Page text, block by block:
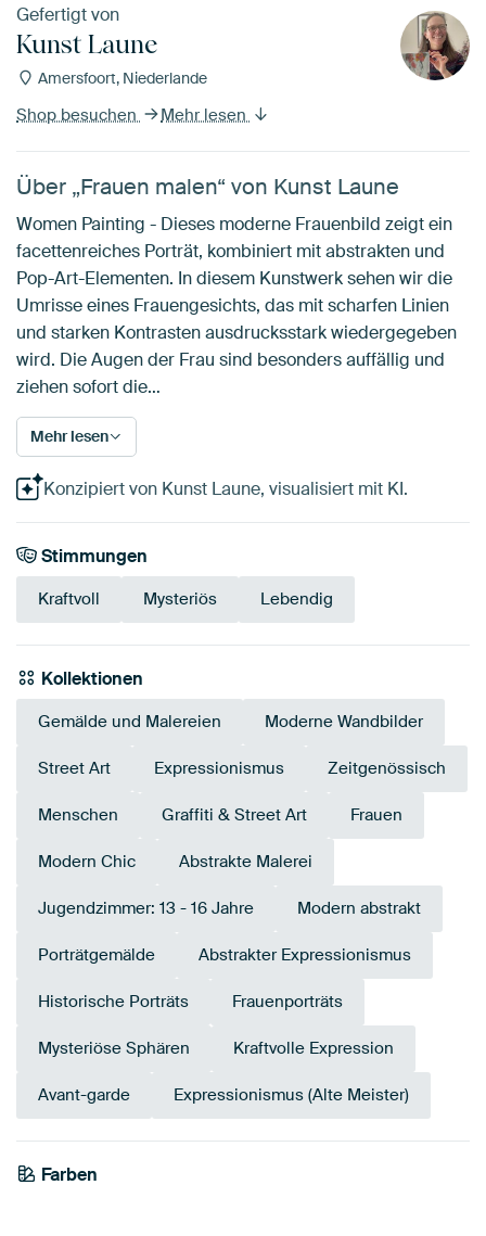
Gefertigt von
Kunst Laune
Amersfoort, Niederlande
Shop besuchen Mehr lesen
Über „Frauen malen“ von Kunst Laune
Women Painting - Dieses moderne Frauenbild zeigt ein
facettenreiches Porträt, kombiniert mit abstrakten und
Pop-Art-Elementen. In diesem Kunstwerk sehen wir die
Umrisse eines Frauengesichts, das mit scharfen Linien
und starken Kontrasten ausdrucksstark wiedergegeben
wird. Die Augen der Frau sind besonders auffällig und
ziehen sofort die…
Mehr lesen
Konzipiert von Kunst Laune, visualisiert mit KI.
Stimmungen
Kraftvoll Mysteriös Lebendig
Kollektionen
Gemälde und Malereien Moderne Wandbilder
Street Art Expressionismus Zeitgenössisch
Menschen Graffiti & Street Art Frauen
Modern Chic Abstrakte Malerei
Jugendzimmer: 13 - 16 Jahre Modern abstrakt
Porträtgemälde Abstrakter Expressionismus
Historische Porträts Frauenporträts
Mysteriöse Sphären Kraftvolle Expression
Avant-garde Expressionismus (Alte Meister)
Farben
Grau
Gold
Beige